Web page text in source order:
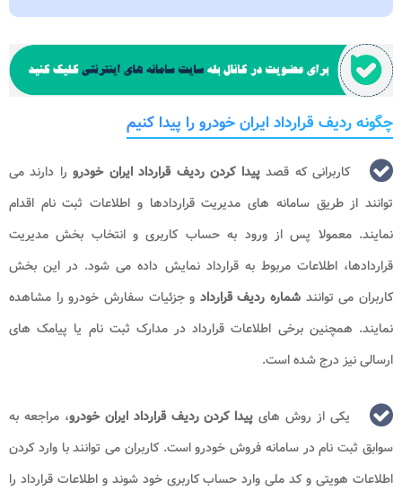
چگونه ردیف قرارداد ایران خودرو را پیدا کنیم
کاربرانی که قصدپیدا کردن ردیف قرارداد ایران خودرو را دارند می
توانند از طریق سامانه های مدیریت قراردادها و اطلاعات ثبت نام اقدام
نمایند. معمولا پس از ورود به حساب کاربری و انتخاب بخش مدیریت
قراردادها، اطلاعات مربوط به قرارداد نمایش داده می شود. در این بخش
کاربران می توانند شماره ردیف قرارداد و جزئیات سفارش خودرو را مشاهده
نمایند. همچنین برخی اطلاعات قرارداد در مدارک ثبت نام یا پیامک های
ارسالی نیز درج شده است.
یکی از روش هایپیدا کردن ردیف قرارداد ایران خودرو، مراجعه به
سوابق ثبت نام در سامانه فروش خودرو است. کاربران می توانند با وارد کردن
اطلاعات هویتی و کد ملی وارد حساب کاربری خود شوند و اطلاعات قرارداد را